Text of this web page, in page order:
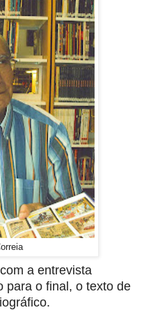
a entrevista
para o final, o texto de